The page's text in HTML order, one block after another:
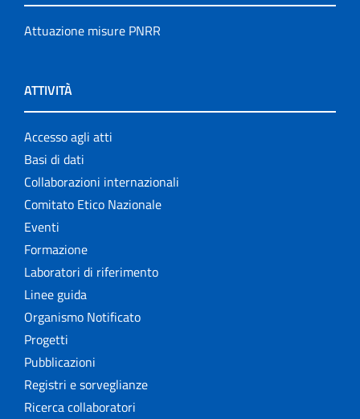
Attuazione misure PNRR
ATTIVITÀ
Accesso agli atti
Basi di dati
Collaborazioni internazionali
Comitato Etico Nazionale
Eventi
Formazione
Laboratori di riferimento
Linee guida
Organismo Notificato
Progetti
Pubblicazioni
Registri e sorveglianze
Ricerca collaboratori